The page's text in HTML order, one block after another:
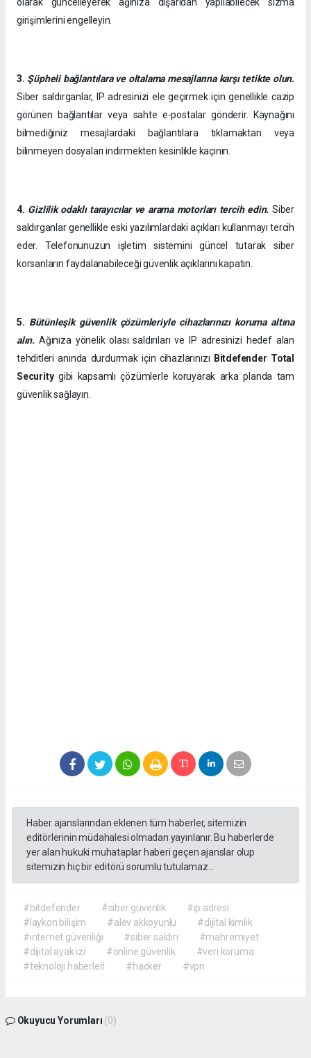
olarak güncelleyerek ağınıza dışarıdan yapılabilecek sızma
girişimlerini engelleyin.
3. Şüpheli bağlantılara ve oltalama mesajlarına karşı tetikte olun.
Siber saldırganlar, IP adresinizi ele geçirmek için genellikle cazip
görünen bağlantılar veya sahte e-postalar gönderir. Kaynağını
bilmediğiniz mesajlardaki bağlantılara tıklamaktan veya
bilinmeyen dosyaları indirmekten kesinlikle kaçının.
4. Gizlilik odaklı tarayıcılar ve arama motorları tercih edin. Siber
saldırganlar genellikle eski yazılımlardaki açıkları kullanmayı tercih
eder. Telefonunuzun işletim sistemini güncel tutarak siber
korsanların faydalanabileceği güvenlik açıklarını kapatın.
5. Bütünleşik güvenlik çözümleriyle cihazlarınızı koruma altına
alın. Ağınıza yönelik olası saldırıları ve IP adresinizi hedef alan
tehditleri anında durdurmak için cihazlarınızı Bitdefender Total
Securitygibi kapsamlı çözümlerle koruyarak arka planda tam
güvenlik sağlayın.
Haber ajanslarından eklenen tüm haberler, sitemizin
editörlerinin müdahalesi olmadan yayınlanır. Bu haberlerde
yer alan hukuki muhataplar haberi geçen ajanslar olup
sitemizin hiç bir editörü sorumlu tutulamaz...
#bitdefender #siber güvenlik
#ip adresi
#laykon bilişim
#alev akkoyunlu
#dijital kimlik
#internet güvenliği
#siber saldırı
#mahremiyet
#dijital ayak izi
#online güvenlik
#veri koruma
#teknoloji haberleri
#hacker #vpn
Okuyucu Yorumları (0)